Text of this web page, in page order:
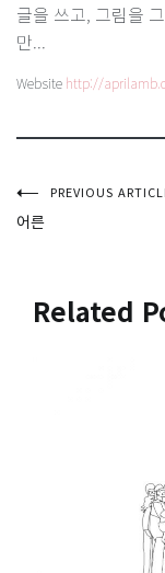
글을 쓰고, 그림을
만...
Website http://
글
색
PREVIOUS
어른
Related